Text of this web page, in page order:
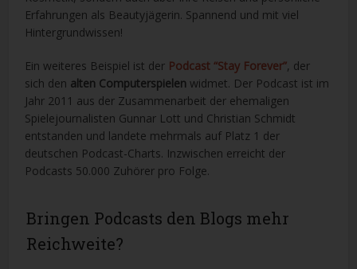
Erfahrungen als Beautyjägerin. Spannend und mit viel
Hintergrundwissen!
Ein weiteres Beispiel ist der Podcast “Stay Forever”, der
sich den alten Computerspielen widmet. Der Podcast ist im
Jahr 2011 aus der Zusammenarbeit der ehemaligen
Spielejournalisten Gunnar Lott und Christian Schmidt
entstanden und landete mehrmals auf Platz 1 der
deutschen Podcast-Charts. Inzwischen erreicht der
Podcasts 50.000 Zuhörer pro Folge.
Bringen Podcasts den Blogs mehr
Reichweite?